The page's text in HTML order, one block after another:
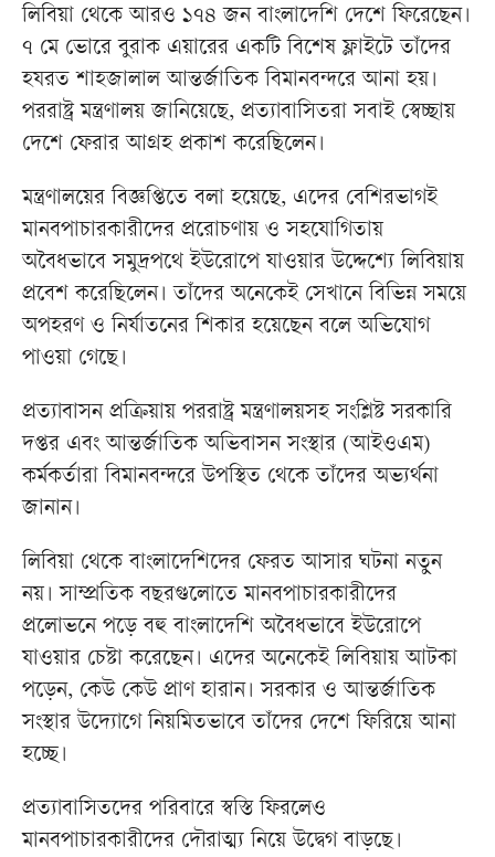
লিবিয়া থেকে আরও ১৭৪ জন বাংলাদেশি দেশে ফিরেছেন।
৭ মে ভোরে বুরাক এয়ারের একটি বিশেষ ফ্লাইটে তাঁদের
হযরত শাহজালাল আন্তর্জাতিক বিমানবন্দরে আনা হয়।
পররাষ্ট্র মন্ত্রণালয় জানিয়েছে, প্রত্যাবাসিতরা সবাই স্বেচ্ছায়
দেশে ফেরার আগ্রহ প্রকাশ করেছিলেন।
মন্ত্রণালয়ের বিজ্ঞপ্তিতে বলা হয়েছে, এদের বেশিরভাগই
মানবপাচারকারীদের প্ররোচণায় ও সহযোগিতায়
অবৈধভাবে সমুদ্রপথে ইউরোপে যাওয়ার উদ্দেশ্যে লিবিয়ায়
প্রবেশ করেছিলেন। তাঁদের অনেকেই সেখানে বিভিন্ন সময়ে
অপহরণ ও নির্যাতনের শিকার হয়েছেন বলে অভিযোগ
পাওয়া গেছে।
প্রত্যাবাসন প্রক্রিয়ায় পররাষ্ট্র মন্ত্রণালয়সহ সংশ্লিষ্ট সরকারি
দপ্তর এবং আন্তর্জাতিক অভিবাসন সংস্থার (আইওএম)
কর্মকর্তারা বিমানবন্দরে উপস্থিত থেকে তাঁদের অভ্যর্থনা
জানান।
লিবিয়া থেকে বাংলাদেশিদের ফেরত আসার ঘটনা নতুন
নয়। সাম্প্রতিক বছরগুলোতে মানবপাচারকারীদের
প্রলোভনে পড়ে বহু বাংলাদেশি অবৈধভাবে ইউরোপে
যাওয়ার চেষ্টা করেছেন। এদের অনেকেই লিবিয়ায় আটকা
পড়েন, কেউ কেউ প্রাণ হারান। সরকার ও আন্তর্জাতিক
সংস্থার উদ্যোগে নিয়মিতভাবে তাঁদের দেশে ফিরিয়ে আনা
হচ্ছে।
প্রত্যাবাসিতদের পরিবারে স্বস্তি ফিরলেও
মানবপাচারকারীদের দৌরাত্ম্য নিয়ে উদ্বেগ বাড়ছে।